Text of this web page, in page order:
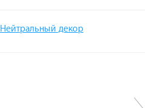
Нейтральный декор